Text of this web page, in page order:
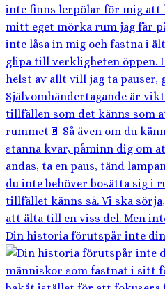
Din historia förutspår inte